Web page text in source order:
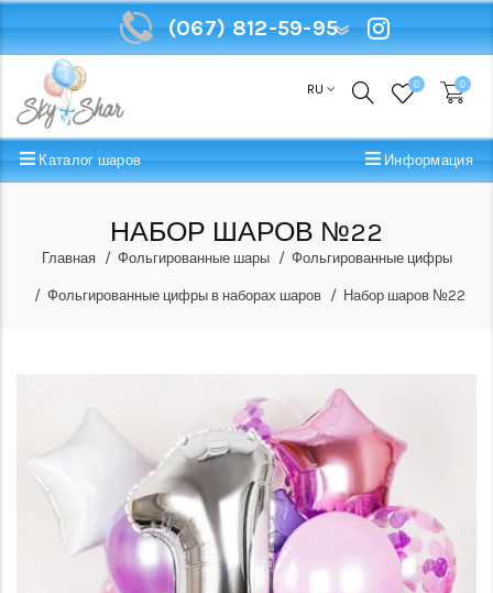
(067) 812-59-95
RU 0 0
Каталог шаров Информация
НАБОР ШАРОВ №22
Главная Фольгированные шары Фольгированные цифры
Фольгированные цифры в наборах шаров Набор шаров №22